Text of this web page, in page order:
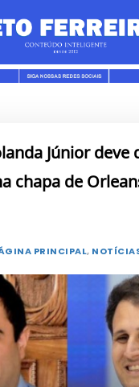
Júnior deve
chapa de
PRINCIPAL,